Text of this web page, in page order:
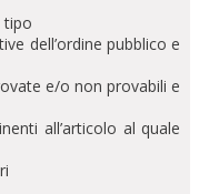
tipo
dell’ordine pubblico e
e/o non provabili e
all’articolo al quale